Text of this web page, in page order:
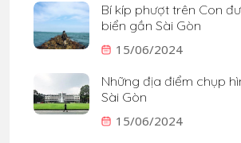
Bí kíp phượt trên Con
biển gần Sài Gòn
15/06/2024
Những địa điểm chụp
Sài Gòn
15/06/2024